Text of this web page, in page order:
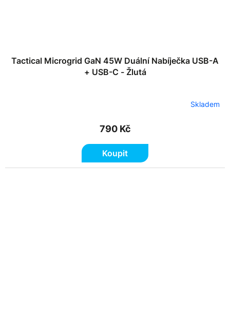
Tactical Microgrid GaN 45W Duální Nabíječka USB-A
+ USB-C - Žlutá
Skladem
790 Kč
Koupit